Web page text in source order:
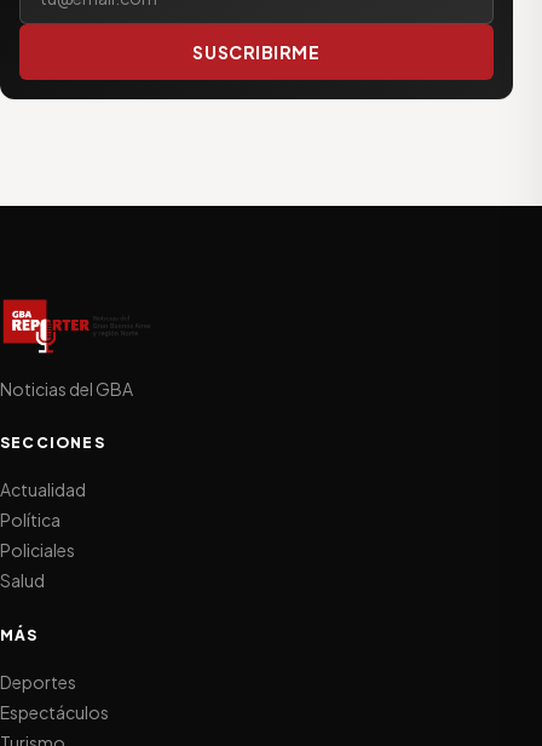
SUSCRIBIRME
Noticias del GBA
SECCIONES
Actualidad
Política
Policiales
Salud
MÁS
Deportes
Espectáculos